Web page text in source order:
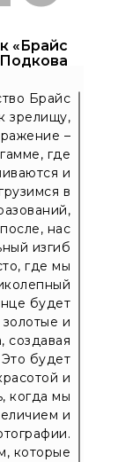
Брайс
зрелищу,
–
где
и
в
нас
изгиб
где мы
будет
и
создавая
будет
и
когда мы
и
которые
«Брайс